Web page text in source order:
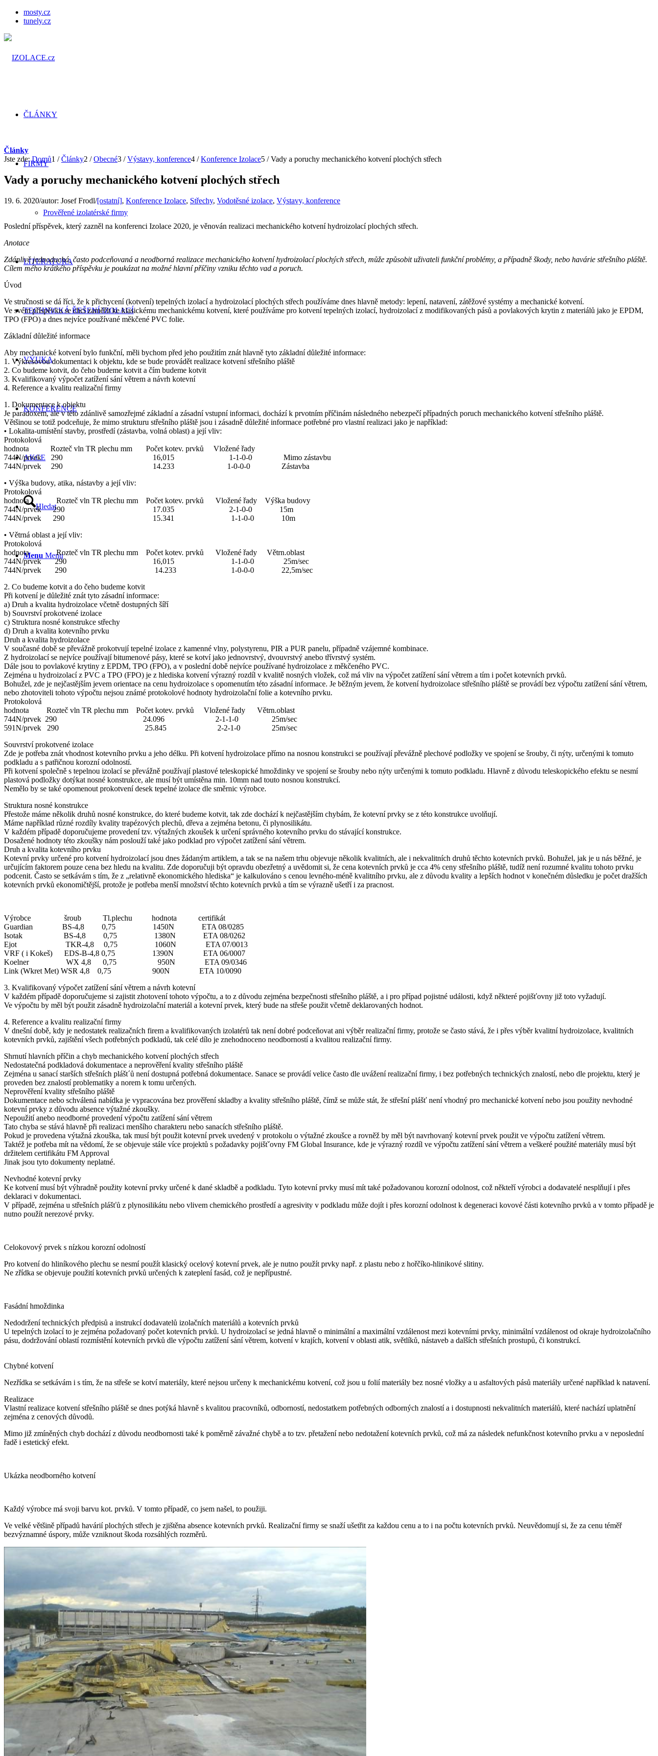
mosty.cz
tunely.cz
ČLÁNKY
FIRMY
Prověřené izolatérské firmy
LITERATURA
TECHNICKÁ ŘEŠENÍ IZOLACÍ
VÝUKA
KONFERENCE
AKCE
Hledat
Menu Menu
Články
Jste zde: Domů1 / Články2 / Obecné3 / Výstavy, konference4 / Konference Izolace5 / Vady a poruchy mechanického kotvení plochých střech
Vady a poruchy mechanického kotvení plochých střech
19. 6. 2020/autor: Josef Frodl/[ostatní], Konference Izolace, Střechy, Vodotěsné izolace, Výstavy, konference
Poslední příspěvek, který zazněl na konferenci Izolace 2020, je věnován realizaci mechanického kotvení hydroizolací plochých střech.
Anotace
Zdánlivě jednoduchá, často podceňovaná a neodborná realizace mechanického kotvení hydroizolací plochých střech, může způsobit uživateli funkční problémy, a případně škody, nebo havárie střešního pláště.
Cílem mého krátkého příspěvku je poukázat na možné hlavní příčiny vzniku těchto vad a poruch.
Úvod
Ve stručnosti se dá říci, že k přichycení (kotvení) tepelných izolací a hydroizolací plochých střech používáme dnes hlavně metody: lepení, natavení, zátěžové systémy a mechanické kotvení.
Ve svém příspěvku se chci zaměřit ke klasickému mechanickému kotvení, které používáme pro kotvení tepelných izolací, hydroizolací z modifikovaných pásů a povlakových krytin z materiálů jako je EPDM,
TPO (FPO) a dnes nejvíce používané měkčené PVC folie.
Základní důležité informace
Aby mechanické kotvení bylo funkční, měli bychom před jeho použitím znát hlavně tyto základní důležité informace:
1. Výkresovou dokumentaci k objektu, kde se bude provádět realizace kotvení střešního pláště
2. Co budeme kotvit, do čeho budeme kotvit a čím budeme kotvit
3. Kvalifikovaný výpočet zatížení sání větrem a návrh kotevní
4. Reference a kvalitu realizační firmy
1. Dokumentace k objektu
Je paradoxem, ale v této zdánlivě samozřejmé základní a zásadní vstupní informaci, dochází k prvotním příčinám následného nebezpečí případných poruch mechanického kotvení střešního pláště.
Většinou se totiž podceňuje, že mimo strukturu střešního pláště jsou i zásadně důležité informace potřebné pro vlastní realizaci jako je například:
• Lokalita-umístění stavby, prostředí (zástavba, volná oblast) a její vliv:
Protokolová
hodnota Rozteč vln TR plechu mm Počet kotev. prvků Vložené řady
744N/prvek 290 16,015 1-1-0-0 Mimo zástavbu
744N/prvek 290 14.233 1-0-0-0 Zástavba
• Výška budovy, atika, nástavby a její vliv:
Protokolová
hodnota Rozteč vln TR plechu mm Počet kotev. prvků Vložené řady Výška budovy
744N/prvek 290 17.035 2-1-0-0 15m
744N/prvek 290 15.341 1-1-0-0 10m
• Větrná oblast a její vliv:
Protokolová
hodnota Rozteč vln TR plechu mm Počet kotev. prvků Vložené řady Větrn.oblast
744N/prvek 290 16,015 1-1-0-0 25m/sec
744N/prvek 290 14.233 1-0-0-0 22,5m/sec
2. Co budeme kotvit a do čeho budeme kotvit
Při kotvení je důležité znát tyto zásadní informace:
a) Druh a kvalita hydroizolace včetně dostupných šíří
b) Souvrství prokotvené izolace
c) Struktura nosné konstrukce střechy
d) Druh a kvalita kotevního prvku
Druh a kvalita hydroizolace
V současné době se převážně prokotvují tepelné izolace z kamenné vlny, polystyrenu, PIR a PUR panelu, případně vzájemné kombinace.
Z hydroizolací se nejvíce používají bitumenové pásy, které se kotví jako jednovrstvý, dvouvrstvý anebo třívrstvý systém.
Dále jsou to povlakové krytiny z EPDM, TPO (FPO), a v poslední době nejvíce používané hydroizolace z měkčeného PVC.
Zejména u hydroizolací z PVC a TPO (FPO) je z hlediska kotvení výrazný rozdíl v kvalitě nosných vložek, což má vliv na výpočet zatížení sání větrem a tím i počet kotevních prvků.
Bohužel, zde je nejčastějším jevem orientace na cenu hydroizolace s opomenutím této zásadní informace. Je běžným jevem, že kotvení hydroizolace střešního pláště se provádí bez výpočtu zatížení sání větrem,
nebo zhotoviteli tohoto výpočtu nejsou známé protokolové hodnoty hydroizolační folie a kotevního prvku.
Protokolová
hodnota Rozteč vln TR plechu mm Počet kotev. prvků Vložené řady Větrn.oblast
744N/prvek 290 24.096 2-1-1-0 25m/sec
591N/prvek 290 25.845 2-2-1-0 25m/sec
Souvrství prokotvené izolace
Zde je potřeba znát vhodnost kotevního prvku a jeho délku. Při kotvení hydroizolace přímo na nosnou konstrukci se používají převážně plechové podložky ve spojení se šrouby, či nýty, určenými k tomuto
podkladu a s patřičnou korozní odolností.
Při kotvení společně s tepelnou izolací se převážně používají plastové teleskopické hmoždinky ve spojení se šrouby nebo nýty určenými k tomuto podkladu. Hlavně z důvodu teleskopického efektu se nesmí
plastová podložky dotýkat nosné konstrukce, ale musí být umístěna min. 10mm nad touto nosnou konstrukcí.
Nemělo by se také opomenout prokotvení desek tepelné izolace dle směrnic výrobce.
Struktura nosné konstrukce
Přestože máme několik druhů nosné konstrukce, do které budeme kotvit, tak zde dochází k nejčastějším chybám, že kotevní prvky se z této konstrukce uvolňují.
Máme například různé rozdíly kvality trapézových plechů, dřeva a zejména betonu, či plynosilikátu.
V každém případě doporučujeme provedení tzv. výtažných zkoušek k určení správného kotevního prvku do stávající konstrukce.
Dosažené hodnoty této zkoušky nám poslouží také jako podklad pro výpočet zatížení sání větrem.
Druh a kvalita kotevního prvku
Kotevní prvky určené pro kotvení hydroizolací jsou dnes žádaným artiklem, a tak se na našem trhu objevuje několik kvalitních, ale i nekvalitních druhů těchto kotevních prvků. Bohužel, jak je u nás běžné, je
určujícím faktorem pouze cena bez hledu na kvalitu. Zde doporučuji být opravdu obezřetný a uvědomit si, že cena kotevních prvků je cca 4% ceny střešního pláště, tudíž není rozumné kvalitu tohoto prvku
podcenit. Často se setkávám s tím, že z „relativně ekonomického hlediska“ je kalkulováno s cenou levného-méně kvalitního prvku, ale z důvodu kvality a lepších hodnot v konečném důsledku je počet dražších
kotevních prvků ekonomičtější, protože je potřeba menší množství těchto kotevních prvků a tím se výrazně ušetří i za pracnost.
Výrobce šroub Tl.plechu hodnota certifikát
Guardian BS-4,8 0,75 1450N ETA 08/0285
Isotak BS-4,8 0,75 1380N ETA 08/0262
Ejot TKR-4,8 0,75 1060N ETA 07/0013
VRF ( i Kokeš) EDS-B-4,8 0,75 1390N ETA 06/0007
Koelner WX 4,8 0,75 950N ETA 09/0346
Link (Wkret Met) WSR 4,8 0,75 900N ETA 10/0090
3. Kvalifikovaný výpočet zatížení sání větrem a návrh kotevní
V každém případě doporučujeme si zajistit zhotovení tohoto výpočtu, a to z důvodu zejména bezpečnosti střešního pláště, a i pro případ pojistné události, když některé pojišťovny již toto vyžadují.
Ve výpočtu by měl být použit zásadně hydroizolační materiál a kotevní prvek, který bude na střeše použit včetně deklarovaných hodnot.
4. Reference a kvalitu realizační firmy
V dnešní době, kdy je nedostatek realizačních firem a kvalifikovaných izolatérů tak není dobré podceňovat ani výběr realizační firmy, protože se často stává, že i přes výběr kvalitní hydroizolace, kvalitních
kotevních prvků, zajištění všech potřebných podkladů, tak celé dílo je znehodnoceno neodborností a kvalitou realizační firmy.
Shrnutí hlavních příčin a chyb mechanického kotvení plochých střech
Nedostatečná podkladová dokumentace a neprověření kvality střešního pláště
Zejména u sanací starších střešních plášt´ů není dostupná potřebná dokumentace. Sanace se provádí velice často dle uvážení realizační firmy, i bez potřebných technických znalostí, nebo dle projektu, který je
proveden bez znalostí problematiky a norem k tomu určených.
Neprověření kvality střešního pláště
Dokumentace nebo schválená nabídka je vypracována bez prověření skladby a kvality střešního pláště, čímž se může stát, že střešní plášť není vhodný pro mechanické kotvení nebo jsou použity nevhodné
kotevní prvky z důvodu absence výtažné zkoušky.
Nepoužití anebo neodborné provedení výpočtu zatížení sání větrem
Tato chyba se stává hlavně při realizaci menšího charakteru nebo sanacích střešního pláště.
Pokud je provedena výtažná zkouška, tak musí být použit kotevní prvek uvedený v protokolu o výtažné zkoušce a rovněž by měl být navrhovaný kotevní prvek použit ve výpočtu zatížení větrem.
Taktéž je potřeba mít na vědomí, že se objevuje stále více projektů s požadavky pojištˇovny FM Global Insurance, kde je výrazný rozdíl ve výpočtu zatížení sání větrem a veškeré použité materiály musí být
držitelem certifikátu FM Approval
Jinak jsou tyto dokumenty neplatné.
Nevhodné kotevní prvky
Ke kotvení musí být výhradně použity kotevní prvky určené k dané skladbě a podkladu. Tyto kotevní prvky musí mít také požadovanou korozní odolnost, což někteří výrobci a dodavatelé nesplňují i přes
deklaraci v dokumentaci.
V případě, zejména u střešních plášťů z plynosilikátu nebo vlivem chemického prostředí a agresivity v podkladu může dojít i přes korozní odolnost k degeneraci kovové části kotevního prvků a v tomto případě je
nutno použít nerezové prvky.
Celokovový prvek s nízkou korozní odolností
Pro kotvení do hliníkového plechu se nesmí použít klasický ocelový kotevní prvek, ale je nutno použít prvky např. z plastu nebo z hořčíko-hlinikové slitiny.
Ne zřídka se objevuje použití kotevních prvků určených k zateplení fasád, což je nepřípustné.
Fasádní hmoždinka
Nedodržení technických předpisů a instrukcí dodavatelů izolačních materiálů a kotevních prvků
U tepelných izolací to je zejména požadovaný počet kotevních prvků. U hydroizolací se jedná hlavně o minimální a maximální vzdálenost mezi kotevními prvky, minimální vzdálenost od okraje hydroizolačního
pásu, dodržování oblastí rozmístění kotevních prvků dle výpočtu zatížení sání větrem, kotvení v krajích, kotvení v oblasti atik, světlíků, nástaveb a dalších střešních prostupů, či konstrukcí.
Chybné kotvení
Nezřídka se setkávám i s tím, že na střeše se kotví materiály, které nejsou určeny k mechanickému kotvení, což jsou u folií materiály bez nosné vložky a u asfaltových pásů materiály určené například k natavení.
Realizace
Vlastní realizace kotvení střešního pláště se dnes potýká hlavně s kvalitou pracovníků, odborností, nedostatkem potřebných odborných znalostí a i dostupnosti nekvalitních materiálů, které nachází uplatnění
zejména z cenových důvodů.
Mimo již zmíněných chyb dochází z důvodu neodbornosti také k poměrně závažné chybě a to tzv. přetažení nebo nedotažení kotevních prvků, což má za následek nefunkčnost kotevního prvku a v neposlední
řadě i estetický efekt.
Ukázka neodborného kotvení
Každý výrobce má svoji barvu kot. prvků. V tomto případě, co jsem našel, to použiji.
Ve velké většině případů havárií plochých střech je zjištěna absence kotevních prvků. Realizační firmy se snaží ušetřit za každou cenu a to i na počtu kotevních prvků. Neuvědomují si, že za cenu téměř
bezvýznamné úspory, může vzniknout škoda rozsáhlých rozměrů.